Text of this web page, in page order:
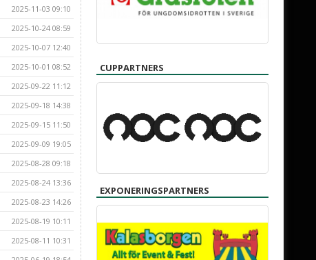
2025-11-03 09:10
2025-10-24 08:59
2025-10-07 12:40
2025-10-01 08:52
2025-09-22 11:12
2025-09-18 14:38
2025-09-15 11:50
2025-09-09 19:05
2025-08-28 09:18
2025-08-24 13:36
2025-08-23 14:26
2025-08-19 10:11
2025-08-11 10:31
CUPPARTNERS
EXPONERINGSPARTNERS